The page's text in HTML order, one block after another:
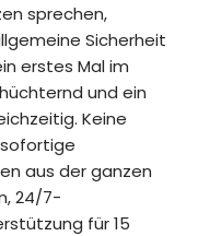
sprechen,
Sicherheit
erstes Mal im
und ein
Keine
sofortige
aus der ganzen
24/7-
für 15